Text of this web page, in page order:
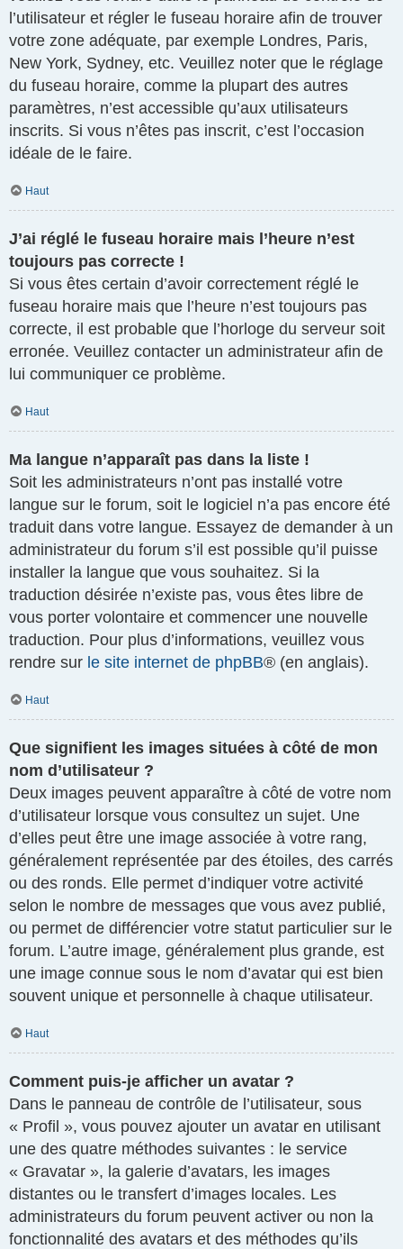
l’utilisateur et régler le fuseau horaire afin de trouver
votre zone adéquate, par exemple Londres, Paris,
New York, Sydney, etc. Veuillez noter que le réglage
du fuseau horaire, comme la plupart des autres
paramètres, n’est accessible qu’aux utilisateurs
inscrits. Si vous n’êtes pas inscrit, c’est l’occasion
idéale de le faire.
Haut
J’ai réglé le fuseau horaire mais l’heure n’est
toujours pas correcte !
Si vous êtes certain d’avoir correctement réglé le
fuseau horaire mais que l’heure n’est toujours pas
correcte, il est probable que l’horloge du serveur soit
erronée. Veuillez contacter un administrateur afin de
lui communiquer ce problème.
Haut
Ma langue n’apparaît pas dans la liste !
Soit les administrateurs n’ont pas installé votre
langue sur le forum, soit le logiciel n’a pas encore été
traduit dans votre langue. Essayez de demander à un
administrateur du forum s’il est possible qu’il puisse
installer la langue que vous souhaitez. Si la
traduction désirée n’existe pas, vous êtes libre de
vous porter volontaire et commencer une nouvelle
traduction. Pour plus d’informations, veuillez vous
rendre sur le site internet de phpBB® (en anglais).
Haut
Que signifient les images situées à côté de mon
nom d’utilisateur ?
Deux images peuvent apparaître à côté de votre nom
d’utilisateur lorsque vous consultez un sujet. Une
d’elles peut être une image associée à votre rang,
généralement représentée par des étoiles, des carrés
ou des ronds. Elle permet d’indiquer votre activité
selon le nombre de messages que vous avez publié,
ou permet de différencier votre statut particulier sur le
forum. L’autre image, généralement plus grande, est
une image connue sous le nom d’avatar qui est bien
souvent unique et personnelle à chaque utilisateur.
Haut
Comment puis-je afficher un avatar ?
Dans le panneau de contrôle de l’utilisateur, sous
« Profil », vous pouvez ajouter un avatar en utilisant
une des quatre méthodes suivantes : le service
« Gravatar », la galerie d’avatars, les images
distantes ou le transfert d’images locales. Les
administrateurs du forum peuvent activer ou non la
fonctionnalité des avatars et des méthodes qu’ils